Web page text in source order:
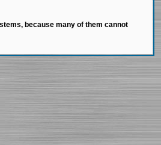
because many of them cannot